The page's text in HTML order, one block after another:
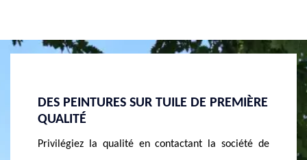
MASSON RÉNOVATION : DEVIS
PEINTURE SUR TUILE ET TOIT GRATUIT
Afin d’alléger vos charges et de vous aider à mieux